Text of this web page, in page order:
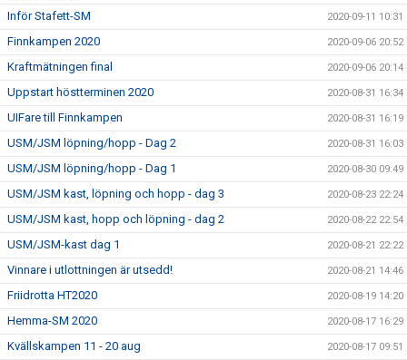
Inför Stafett-SM 2020-09-11 10:31
Finnkampen 2020 2020-09-06 20:52
Kraftmätningen final 2020-09-06 20:14
Uppstart höstterminen 2020 2020-08-31 16:34
UIFare till Finnkampen 2020-08-31 16:19
USM/JSM löpning/hopp - Dag 2 2020-08-31 16:03
USM/JSM löpning/hopp - Dag 1 2020-08-30 09:49
USM/JSM kast, löpning och hopp - dag 3 2020-08-23 22:24
USM/JSM kast, hopp och löpning - dag 2 2020-08-22 22:54
USM/JSM-kast dag 1 2020-08-21 22:22
Vinnare i utlottningen är utsedd! 2020-08-21 14:46
Friidrotta HT2020 2020-08-19 14:20
Hemma-SM 2020 2020-08-17 16:29
Kvällskampen 11 - 20 aug 2020-08-17 09:51